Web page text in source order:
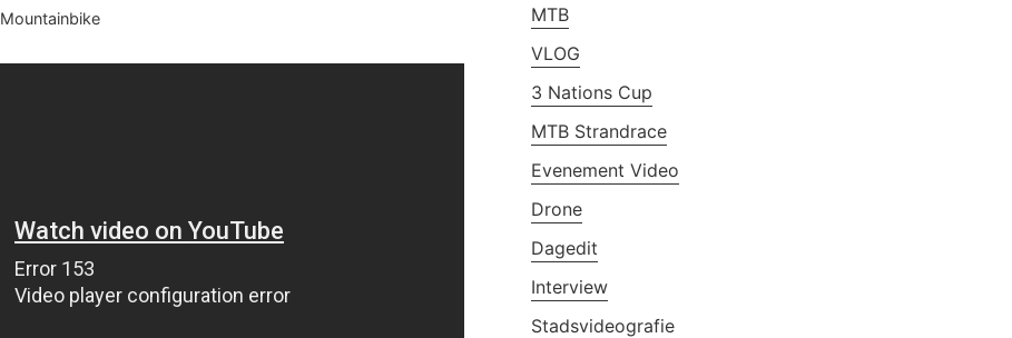
Mountainbike
MTB
VLOG
3 Nations Cup
MTB Strandrace
Evenement Video
Drone
Dagedit
Interview
Stadsvideografie